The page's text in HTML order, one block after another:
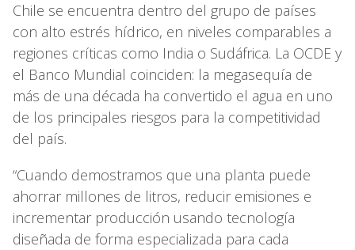
Chile se encuentra dentro del grupo de países
con alto estrés hídrico, en niveles comparables a
regiones críticas como India o Sudáfrica. La OCDE y
el Banco Mundial coinciden: la megasequía de
más de una década ha convertido el agua en uno
de los principales riesgos para la competitividad
del país.
“Cuando demostramos que una planta puede
ahorrar millones de litros, reducir emisiones e
incrementar producción usando tecnología
diseñada de forma especializada para cada